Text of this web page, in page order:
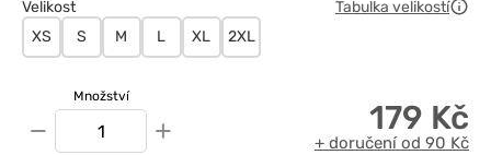
Velikost
Tabulka velikostí
XS
S M L XL 2XL
Množství
− + 179 Kč
+ doručení od 90 Kč